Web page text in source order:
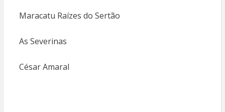
Maracatu Raízes do Sertão
As Severinas
César Amaral